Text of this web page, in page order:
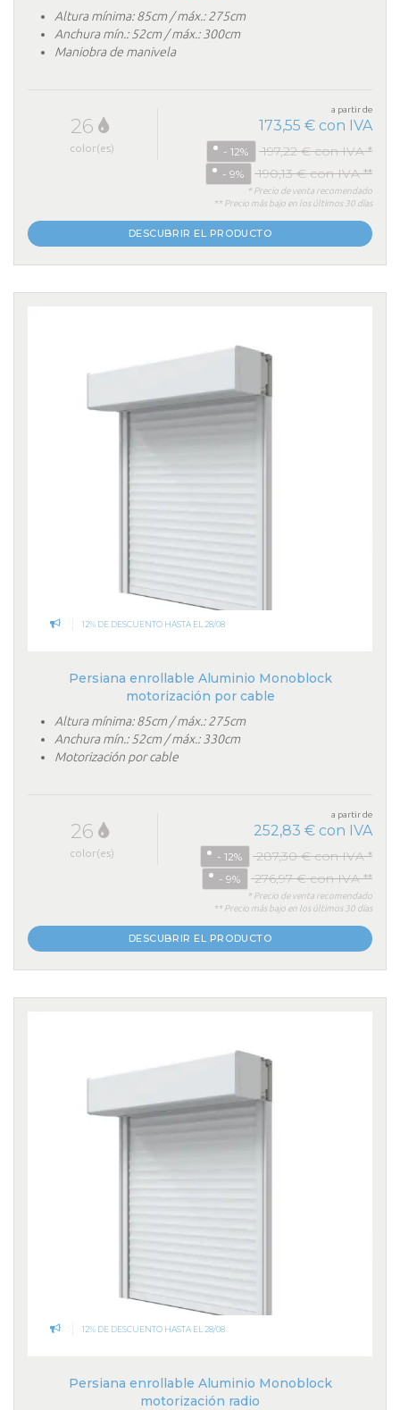
Altura mínima: 85cm / máx.: 275cm
Anchura mín.: 52cm / máx.: 300cm
Maniobra de manivela
26
color(es)
a partir de
173,55 € con IVA
- 12% 197,22 € con IVA *
- 9% 190,13 € con IVA **
* Precio de venta recomendado
** Precio más bajo en los últimos 30 días
DESCUBRIR EL PRODUCTO
12% DE DESCUENTO HASTA EL 28/08
Persiana enrollable Aluminio Monoblock
motorización por cable
Altura mínima: 85cm / máx.: 275cm
Anchura mín.: 52cm / máx.: 330cm
Motorización por cable
26
color(es)
a partir de
252,83 € con IVA
- 12% 287,30 € con IVA *
- 9% 276,97 € con IVA **
* Precio de venta recomendado
** Precio más bajo en los últimos 30 días
DESCUBRIR EL PRODUCTO
12% DE DESCUENTO HASTA EL 28/08
Persiana enrollable Aluminio Monoblock
motorización radio